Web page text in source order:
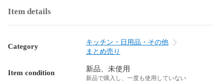
Item details
Category
キッチン・日用品・その他
まとめ売り
Item condition 新品、未使用
新品で購入し、一度も使用していない